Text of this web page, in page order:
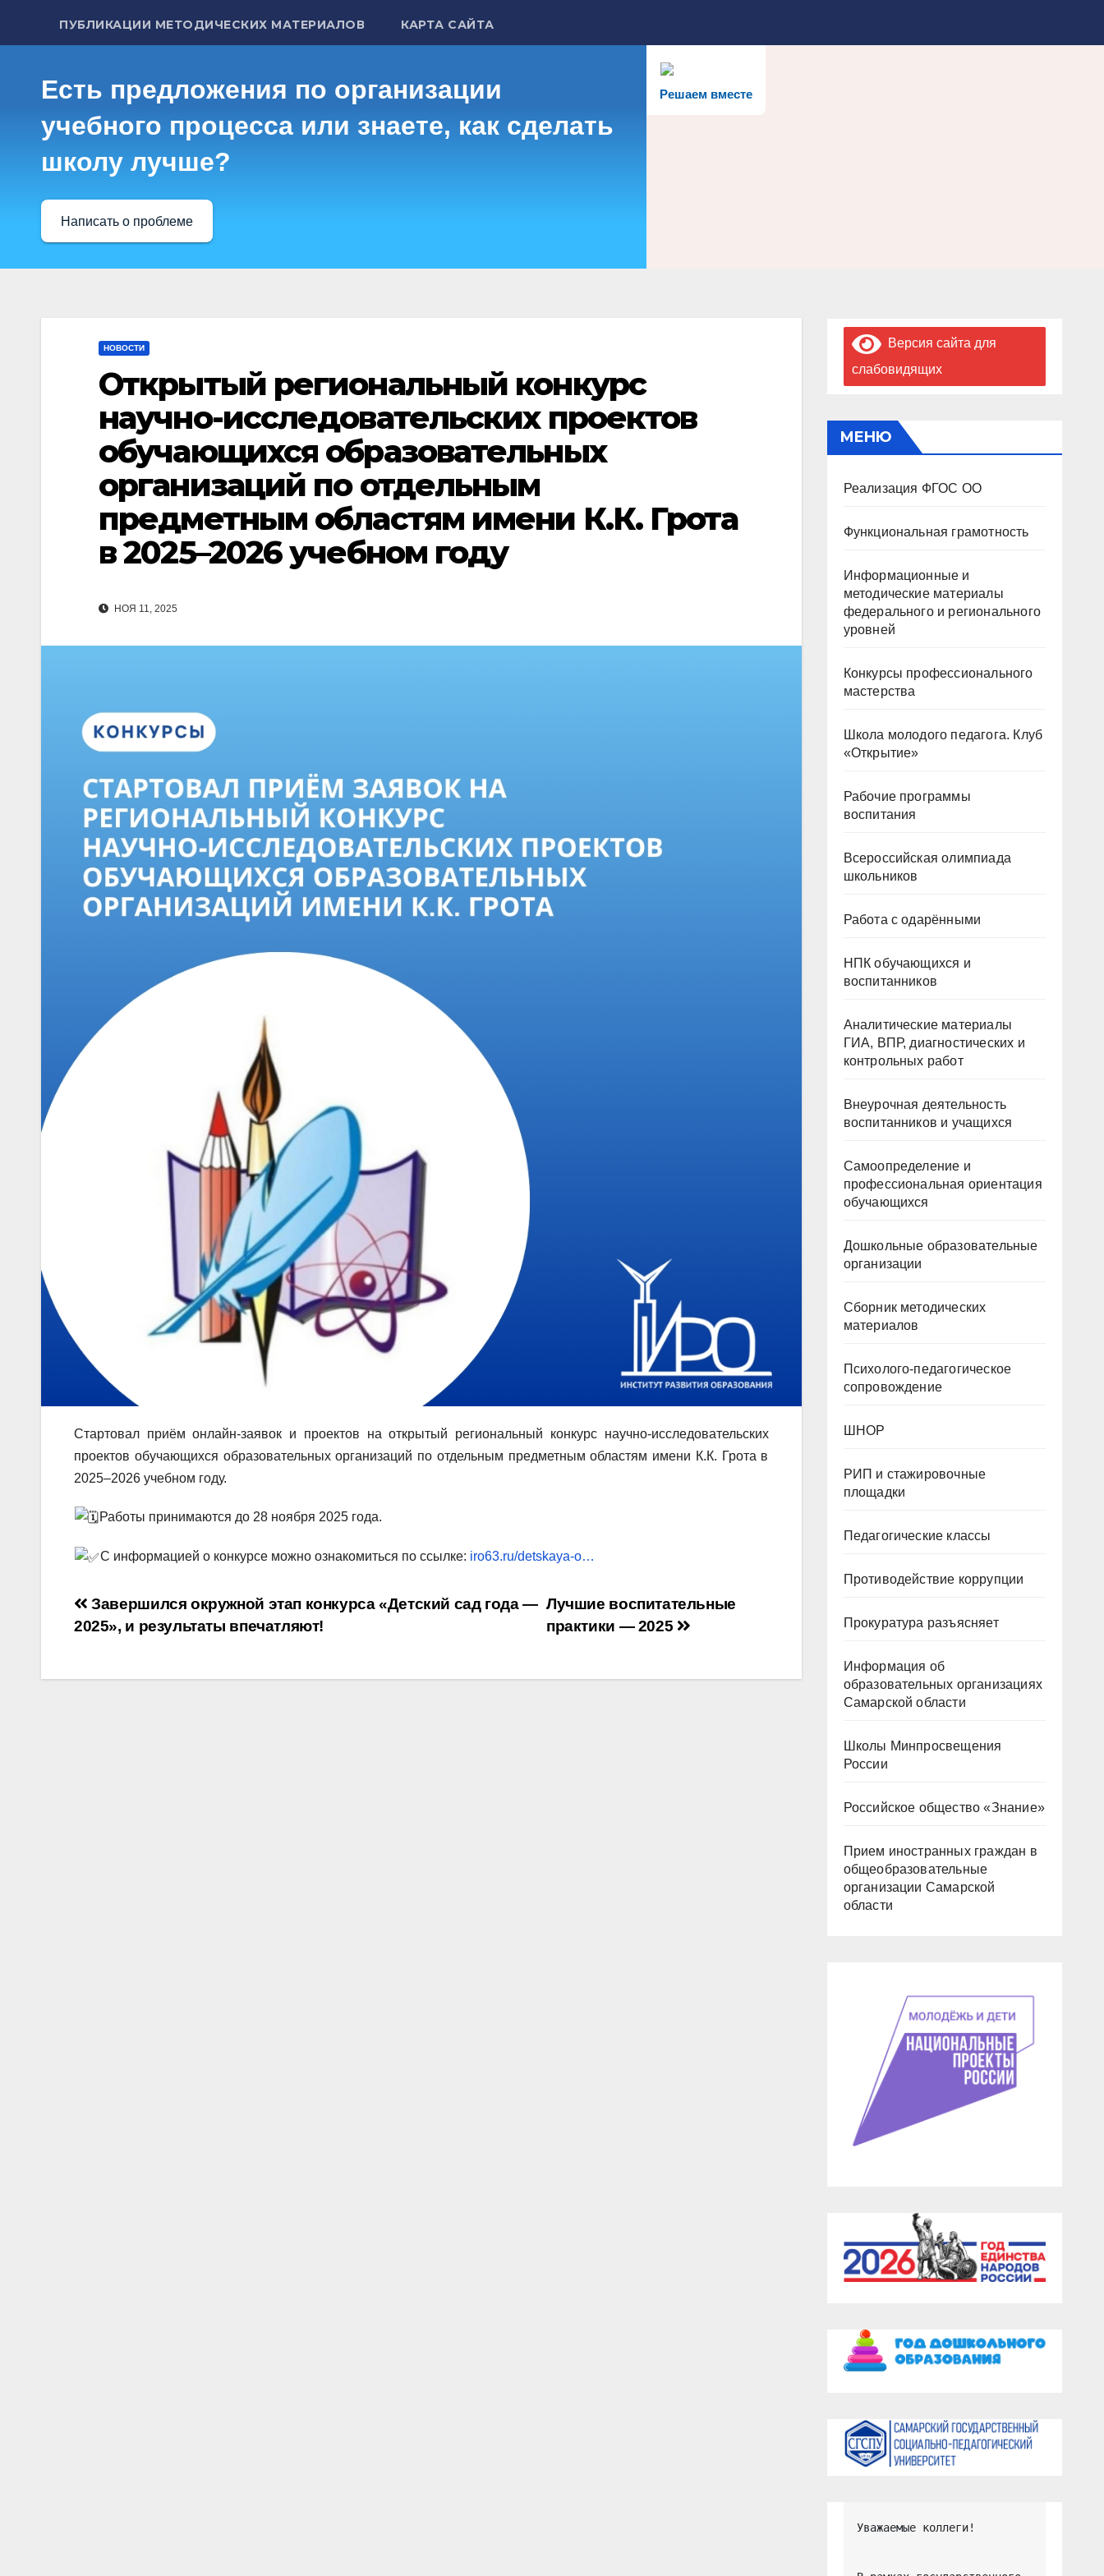
ПУБЛИКАЦИИ МЕТОДИЧЕСКИХ МАТЕРИАЛОВ КАРТА САЙТА
Решаем вместе
Есть предложения по организации
учебного процесса или знаете, как сделать
школу лучше?
Написать о проблеме
НОВОСТИ
Открытый региональный конкурс
научно-исследовательских проектов
обучающихся образовательных
организаций по отдельным
предметным областям имени К.К. Грота
в 2025–2026 учебном году
НОЯ 11, 2025
Стартовал приём онлайн-заявок и проектов на открытый региональный конкурс научно-исследовательских
проектов обучающихся образовательных организаций по отдельным предметным областям имени К.К. Грота в
2025–2026 учебном году.
Работы принимаются до 28 ноября 2025 года.
С информацией о конкурсе можно ознакомиться по ссылке: iro63.ru/detskaya-o…
Навигация
записям
Лучшие воспитательные
практики — 2025
Завершился окружной этап конкурса «Детский сад года —
2025», и результаты впечатляют!
Версия сайта для
слабовидящих
МЕНЮ
Реализация ФГОС ОО
Функциональная грамотность
Информационные и
методические материалы
федерального и регионального
уровней
Конкурсы профессионального
мастерства
Школа молодого педагога. Клуб
«Открытие»
Рабочие программы
воспитания
Всероссийская олимпиада
школьников
Работа с одарёнными
НПК обучающихся и
воспитанников
Аналитические материалы
ГИА, ВПР, диагностических и
контрольных работ
Внеурочная деятельность
воспитанников и учащихся
Самоопределение и
профессиональная ориентация
обучающихся
Дошкольные образовательные
организации
Сборник методических
материалов
Психолого-педагогическое
сопровождение
ШНОР
РИП и стажировочные
площадки
Педагогические классы
Противодействие коррупции
Прокуратура разъясняет
Информация об
образовательных организациях
Самарской области
Школы Минпросвещения
России
Российское общество «Знание»
Прием иностранных граждан в
общеобразовательные
организации Самарской
области
Уважаемые коллеги!